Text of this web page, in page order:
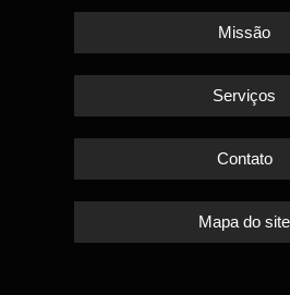
Missão
Serviços
Contato
Mapa do site